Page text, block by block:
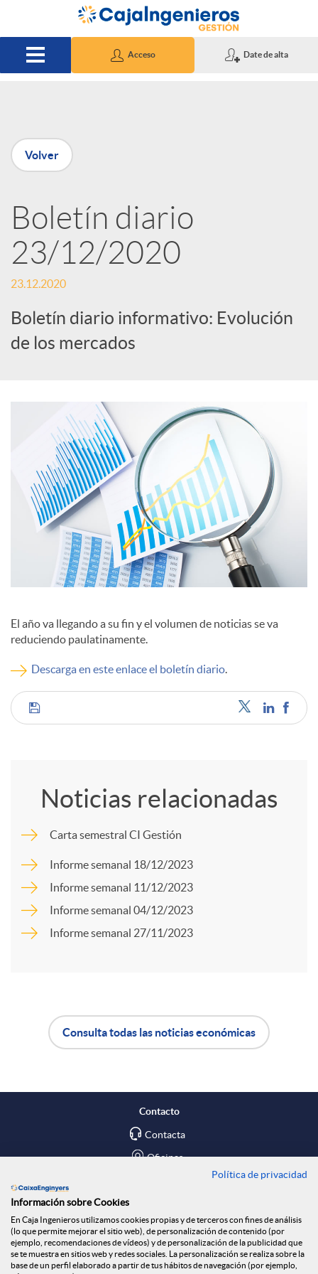
Saltar al contenido principal
Acceso Date de alta
P
u
b
l
i
c
a
d
e
c
o
e
n
s
Volver
Boletín diario
23/12/2020
23.12.2020
Boletín diario informativo: Evolución
de los mercados
El año va llegando a su fin y el volumen de noticias se va
reduciendo paulatinamente.
Descarga en este enlace el boletín diario.
C
m
p
a
r
n
R
Noticias relacionadas
Carta semestral CI Gestión
Informe semanal 18/12/2023
Informe semanal 11/12/2023
Informe semanal 04/12/2023
Informe semanal 27/11/2023
p
i
c
o
ó
n
Consulta todas las noticias económicas
Contacto
Contacta
Oficinas
Blog
Social
Política de privacidad
Información sobre Cookies
En Caja Ingenieros utilizamos cookies propias y de terceros con fines de análisis
(lo que permite mejorar el sitio web), de personalización de contenido (por
ejemplo, recomendaciones de vídeos) y de personalización de la publicidad que
se te muestra en sitios web y redes sociales. La personalización se realiza sobre la
base de un perfil elaborado a partir de tus hábitos de navegación (por ejemplo,